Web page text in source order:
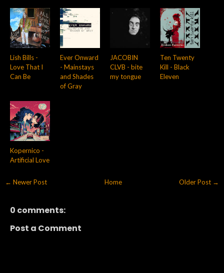
Lish Bills -
Love That I
Can Be
Ever Onward
- Mainstays
and Shades
of Gray
JACOBIN
CLVB - bite
my tongue
Ten Twenty
Kill - Black
Eleven
Kopernico -
Artificial Love
← Newer Post Older Post →
Home
0 comments:
Post a Comment